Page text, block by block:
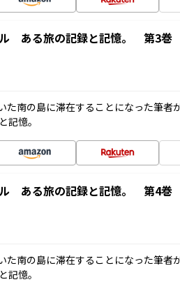
ル ある旅の記録と記憶。 第3巻
た南の島に滞在することになった筆者
記憶。
ル ある旅の記録と記憶。 第4巻
た南の島に滞在することになった筆者
記憶。